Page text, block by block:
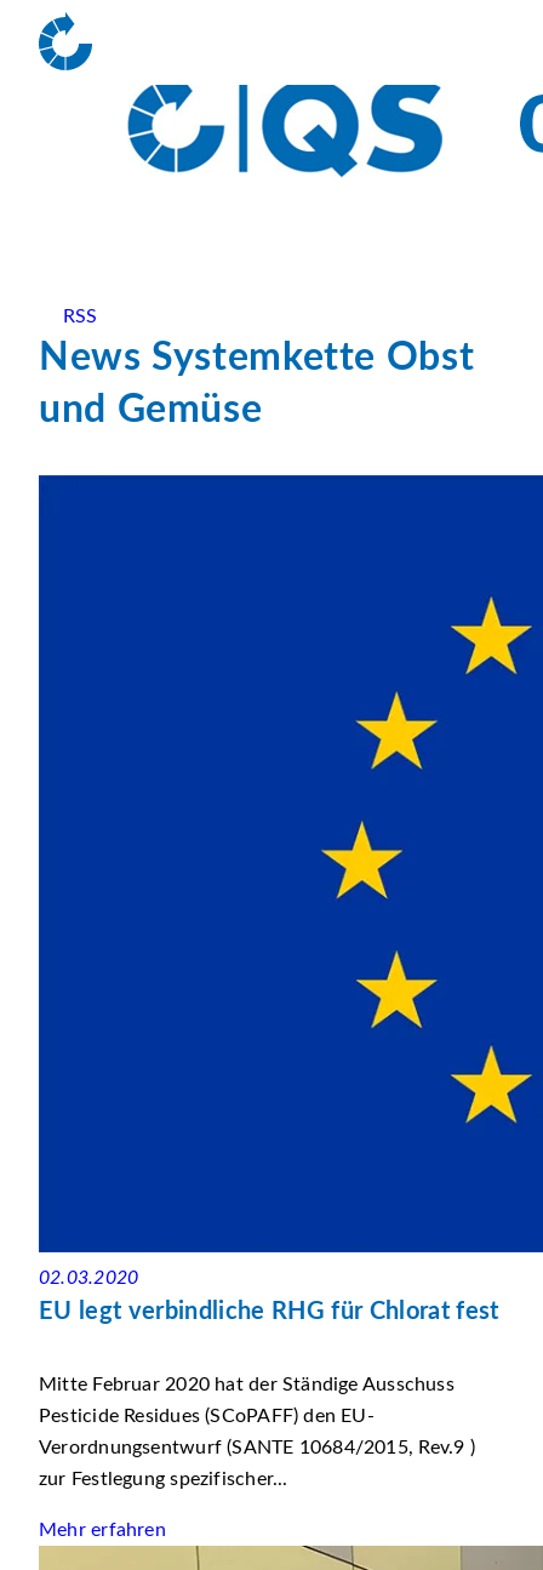
RSS
News Systemkette Obst
und Gemüse
02.03.2020
EU legt verbindliche RHG für Chlorat fest
Mitte Februar 2020 hat der Ständige Ausschuss
Pesticide Residues (SCoPAFF) den EU-
Verordnungsentwurf (SANTE 10684/2015, Rev.9 )
zur Festlegung spezifischer...
Mehr erfahren